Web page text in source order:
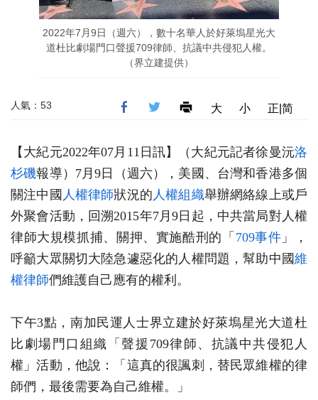
2022年7月9日（週六），數十名華人於好萊塢星光大
道杜比劇場門口聲援709律師、抗議中共侵犯人權。
（界立建提供）
人氣：53 大 小 正|简
【大紀元2022年07月11日訊】（大紀元記者徐曼沅洛
杉磯報導）7月9日（週六），美國、台灣和香港多個
關注中國 人權律師狀況的 人權組織舉辦網絡線上或戶
外聚會活動，回溯2015年7月9日起，中共當局對人權
律師大規模抓捕、關押、實施酷刑的「 709事件 」，
呼籲大眾關切大陸急遽惡化的人權問題，幫助中國維
權律師們維護自己應有的權利。
下午3點，南加民運人士界立建於好萊塢星光大道杜
比劇場門口組織「聲援709律師、抗議中共侵犯人
權」活動，他說：「這真的很諷刺，替民眾維權的律
師們，最後需要為自己維權。」